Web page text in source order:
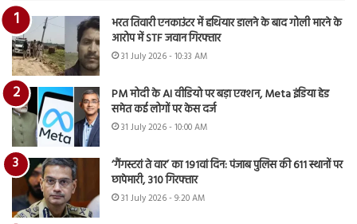
भरत तिवारी एनकाउंटर में हथियार डालने के बाद गोली मारने के
आरोप में STF जवान गिरफ्तार
31 July 2026 - 10:33 AM
PM मोदी के AI वीडियो पर बड़ा एक्शन, Meta इंडिया हेड
समेत कई लोगों पर केस दर्ज
31 July 2026 - 10:00 AM
‘गैंगस्टरां ते वार’ का 191वां दिन: पंजाब पुलिस की 611 स्थानों पर
छापेमारी, 310 गिरफ्तार
31 July 2026 - 9:20 AM